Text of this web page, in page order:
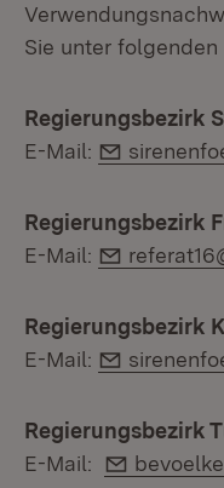
Sie unter
Regierungsbezirk
E-Mail:
E-Mail:
Regierungsbezirk
E-Mail:
E-Mail:
Regierungsbezirk
E-Mail:
E-Mail:
Regierungsbezirk
E-Mail:
E-Mail: